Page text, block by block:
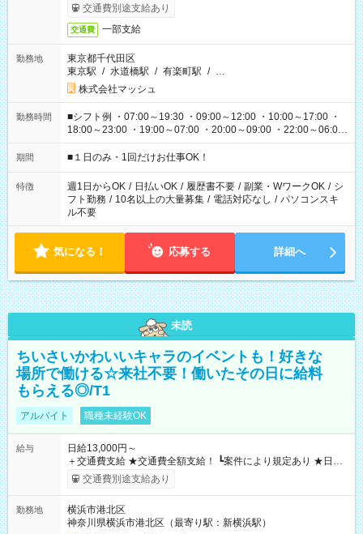
交通費別途支給あり
交通費 一部支給
勤務地
東京都千代田区
東京駅 / 水道橋駅 / 有楽町駅 / …
株式会社マッシュ
勤務時間
■シフト例 ・07:00～19:30 ・09:00～12:00 ・10:00～17:00 ・
18:00～23:00 ・19:00～07:00 ・20:00～09:00 ・22:00～06:00
etc ★最短で3時間で5,120円のお仕事から 15時間で2万円近く稼
げるお仕事も！ ご希望のお時間に合わせてご紹介！ ※シフトは
ください！
期間 ■１日のみ・1回だけお仕事OK！
特徴 週1日からOK / 日払いOK / 履歴書不要 / 副業・WワークOK / シ
フト勤務 / 10名以上の大量募集 / 電話対応なし / パソコンスキ
ル不要
気になる！ 応募する 詳細へ
未読
ちいさいかわいいキャラのイベントも！好きな
場所で働ける☆来社不要！働いたその日に給料
もらえる◎/T1
アルバイト 職種未経験OK
給与
日給13,000円～
＋交通費支給 ★交通費全額支給！ ┗案件により規定あり ★日払
いOK！（規定あり） ┗働いたその日に現金GET♪ お仕事後はコ
ンビニATMから 日払い分を引き落とせます！ 【試用期間】試
交通費別途支給あり
勤務地
横浜市港北区
神奈川県横浜市港北区（最寄り駅：新横浜駅）